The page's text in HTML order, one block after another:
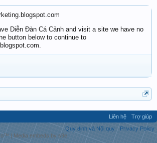
Diễn Đàn Cá Cảnh and visit a site we have no
button below to continue to
Liên hệ
Trợ giúp
Quy định và Nội quy
Privacy Policy
| Media embeds by s9e